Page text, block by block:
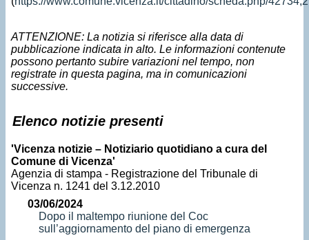
ATTENZIONE: La notizia si riferisce alla data di
pubblicazione indicata in alto. Le informazioni contenute
possono pertanto subire variazioni nel tempo, non
registrate in questa pagina, ma in comunicazioni
successive.
Elenco notizie presenti
'Vicenza notizie – Notiziario quotidiano a cura del
Comune di Vicenza'
Agenzia di stampa - Registrazione del Tribunale di
Vicenza n. 1241 del 3.12.2010
03/06/2024
Dopo il maltempo riunione del Coc
sull’aggiornamento del piano di emergenza